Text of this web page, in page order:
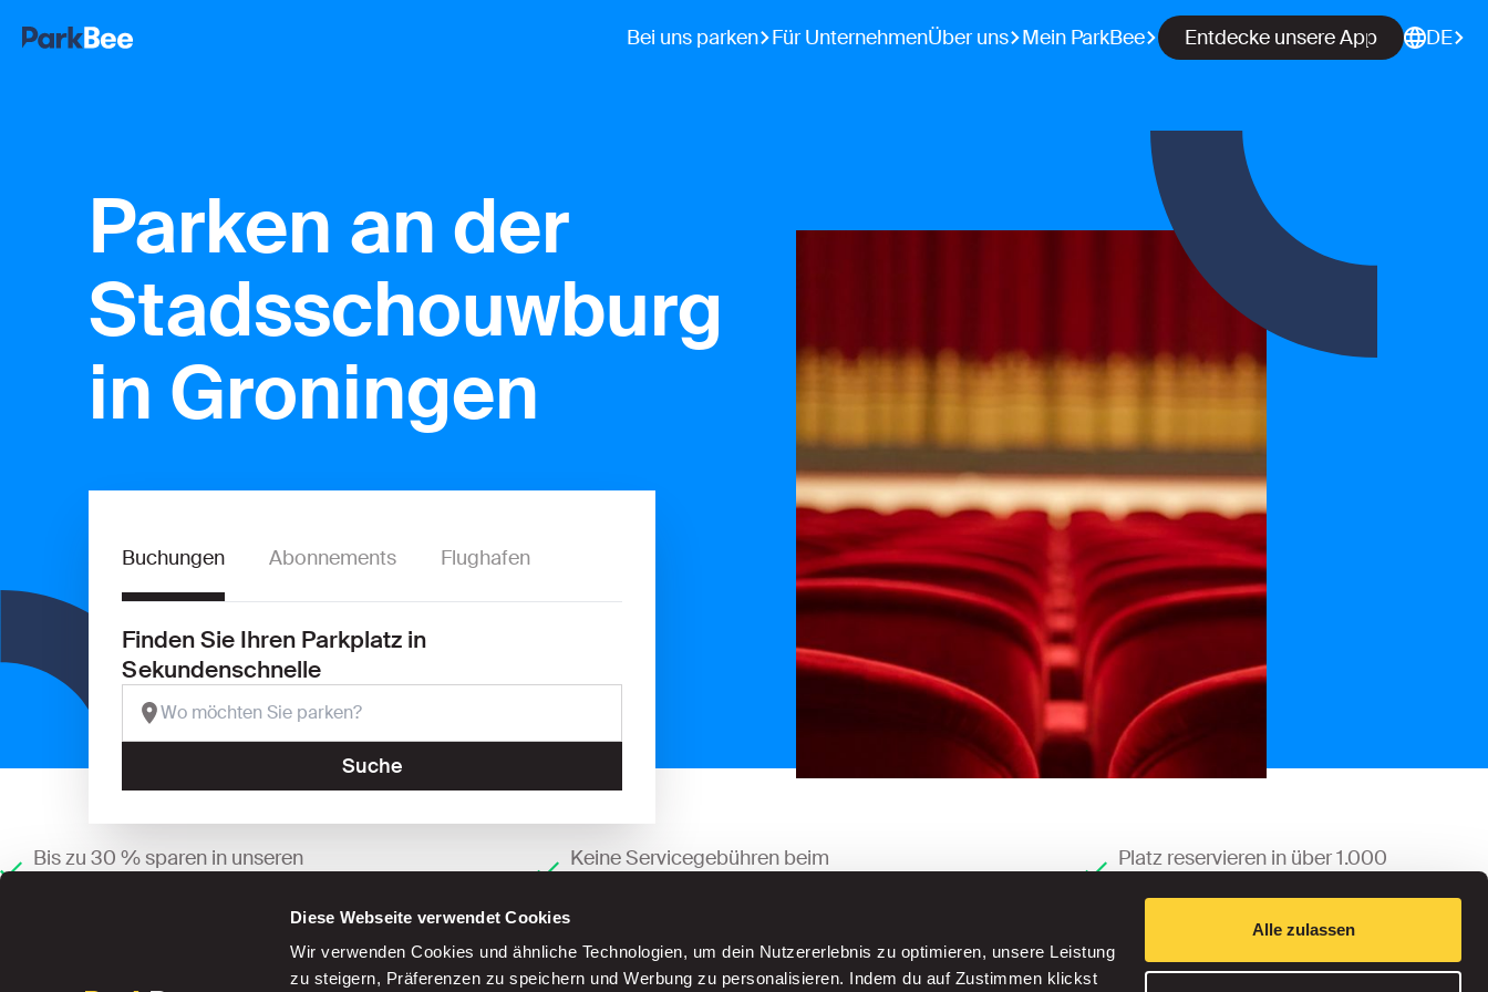
Diese Webseite verwendet Cookies
Wir verwenden Cookies und ähnliche Technologien, um dein Nutzererlebnis zu optimieren, unsere Leistung
zu steigern, Präferenzen zu speichern und Werbung zu personalisieren. Indem du auf Zustimmen klickst
Alle zulassen
Bei uns parken Für UnternehmenÜber uns Mein ParkBee Entdecke unsere App DE
Parken an der
Stadsschouwburg
in Groningen
Buchungen Abonnements Flughafen
Finden Sie Ihren Parkplatz in
Sekundenschnelle
Suche
Bis zu 30 % sparen in unseren
Keine Servicegebühren beim
Platz reservieren in über 1.000